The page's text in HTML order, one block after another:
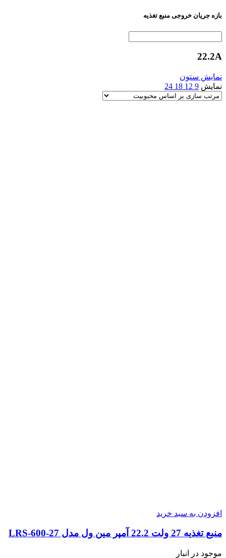
بازه جریان خروجی منبع تغذیه
22.2A
نمایش ستون
نمایش 9
12
18
24
افزودن به سبد خرید
منبع تغذیه 27 ولت 22.2 آمپر مین ول مدل LRS-600-27
موجود در انبار